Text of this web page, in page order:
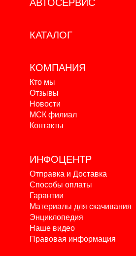
АВТОСЕРВИС
КАТАЛОГ
КОМПАНИЯ
Кто мы
Отзывы
Новости
МСК филиал
Контакты
ИНФОЦЕНТР
Отправка и Доставка
Способы оплаты
Гарантии
Материалы для скачивания
Энциклопедия
Наше видео
Правовая информация